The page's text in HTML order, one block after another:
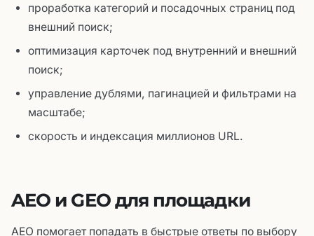
проработка категорий и посадочных страниц под
внешний поиск;
оптимизация карточек под внутренний и внешний
поиск;
управление дублями, пагинацией и фильтрами на
масштабе;
скорость и индексация миллионов URL.
AEO и GEO для площадки
AEO помогает попадать в быстрые ответы по выбору